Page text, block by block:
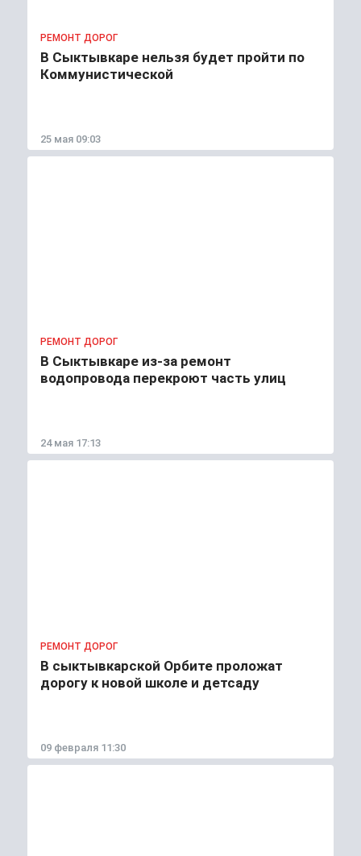
РЕМОНТ ДОРОГ
В Сыктывкаре нельзя будет пройти по
Коммунистической
25 мая 09:03
РЕМОНТ ДОРОГ
В Сыктывкаре из-за ремонт
водопровода перекроют часть улиц
24 мая 17:13
РЕМОНТ ДОРОГ
В сыктывкарской Орбите проложат
дорогу к новой школе и детсаду
09 февраля 11:30